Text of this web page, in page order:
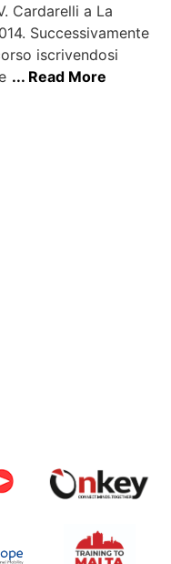
Cardarelli a La
Successivamente
iscrivendosi
... Read More